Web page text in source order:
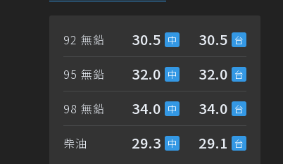
92 無鉛 30.5 30.5
95 無鉛 32.0 32.0
98 無鉛 34.0 34.0
柴油 29.3 29.1